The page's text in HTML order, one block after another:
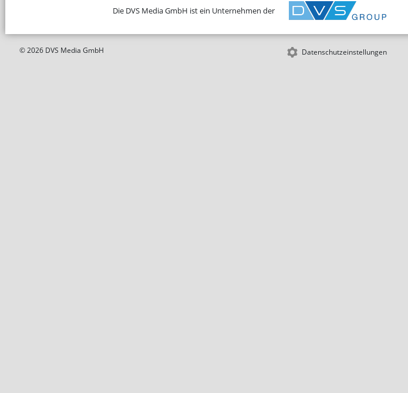
Die DVS Media GmbH ist ein Unternehmen der
© 2026 DVS Media GmbH Datenschutzeinstellungen